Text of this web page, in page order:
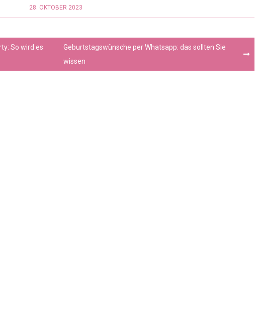
28. OKTOBER 2023
So wird es
Geburtstagswünsche per Whatsapp: das sollten Sie
wissen